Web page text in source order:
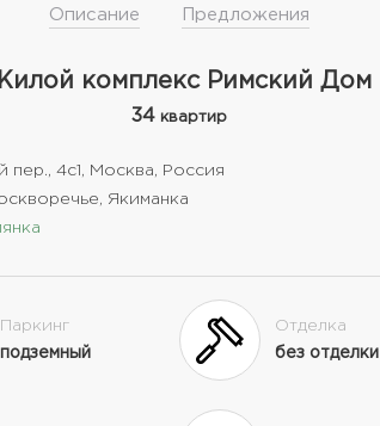
Описание Предложения
комплекс Римский Дом
34 квартир
пер., 4с1, Москва, Россия
Якиманка
Паркинг
подземный
Отделка
без отделки